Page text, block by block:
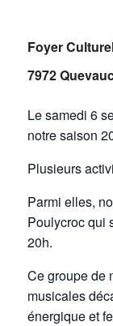
Foyer
7972
Le samedi 6
notre saison
Plusieurs
Parmi elles,
Poulycroc qui
20h.
Ce groupe de
musicales
énergique et